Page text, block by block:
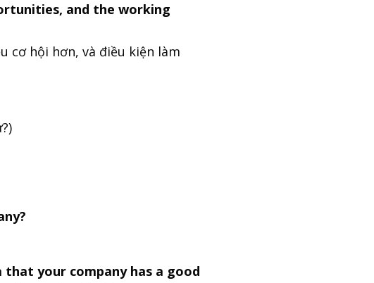
and the working
cơ hội hơn, và điều kiện làm
your company has a good